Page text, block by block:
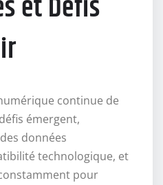
et Défis
continue de
émergent,
données
technologique, et
pour